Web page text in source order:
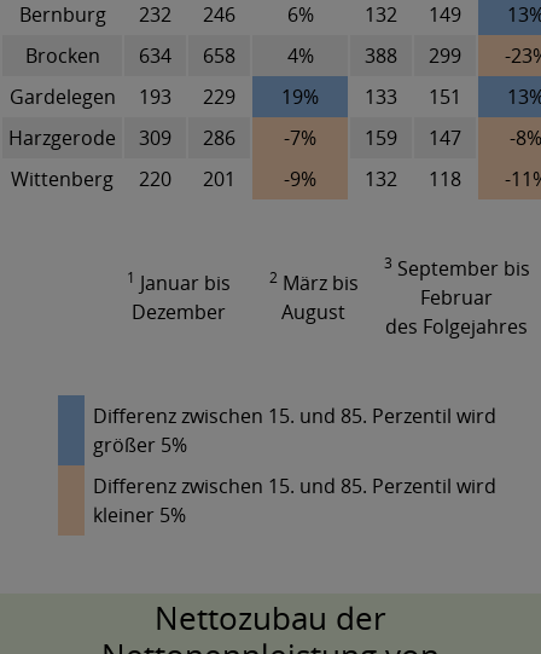
Bernburg 232 246 6% 132 149
Brocken
634 658 4% 388 299
-
Gardelegen
193 229 19% 133 151
Harzgerode
309 286 -7% 159 147
-8%
Wittenberg
220 201 -9% 132 118 -
1 Januar bis
Dezember
2März bis
August
3 September bis
Februar
des Folgejahres
Differenz zwischen 15. und 85. Perzentil wird
größer 5%
Differenz zwischen 15. und 85. Perzentil wird
kleiner 5%